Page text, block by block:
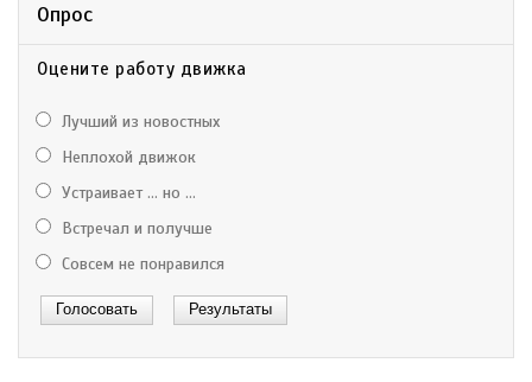
Опрос
Оцените работу движка
Лучший из новостных
Неплохой движок
Устраивает ... но ...
Встречал и получше
Совсем не понравился